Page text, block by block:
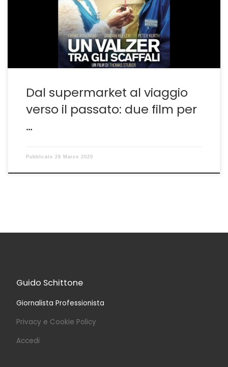
se si esclude l’ottimo Un Mondo Fragile, recensito a suo
tempo qui(lhttp://guido.sgwebitaly.it/articoli/le-
immagini-belle-e-tragiche-di-un-mondo-fragile-fatto-
di-polvere-e-sconfitte/ ) sono state […]
Dal supermarket al viaggio
verso il passato: due film per
…
Pubblicato 29 Marzo 2020
Guido Schittone
Giornalista Professionista
Privacy e Cookie Policy
Accedi